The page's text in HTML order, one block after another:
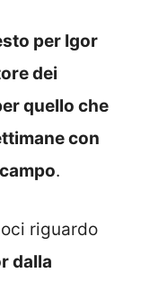
per Igor
dei
quello che
con
.
riguardo
dalla